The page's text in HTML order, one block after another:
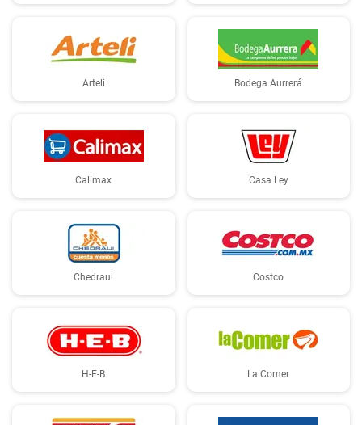
Arteli Bodega Aurrerá
Calimax Casa Ley
Chedraui Costco
H-E-B La Comer